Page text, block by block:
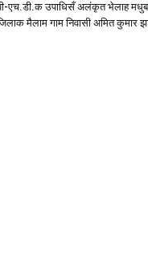
एच.डी.क उपाधिसँ अलंकृत भेलाह
मैलाम गाम निवासी अमित कुमार